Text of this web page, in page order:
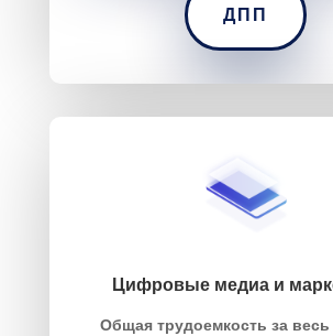
ДПП
Цифровые медиа и
Общая трудоемкость за